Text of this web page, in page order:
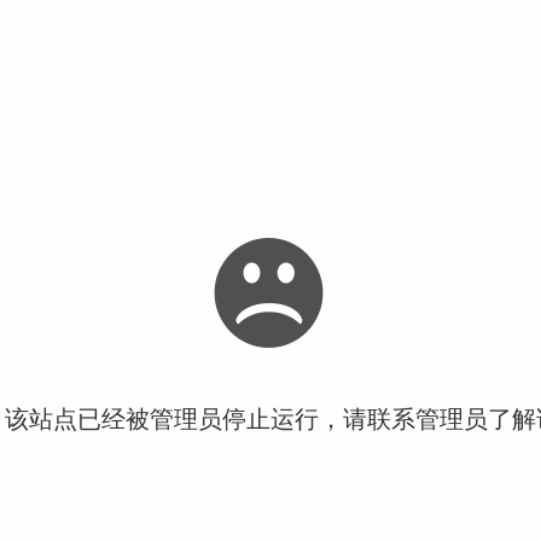
站点已经被管理员停止运行，请联系管理员了